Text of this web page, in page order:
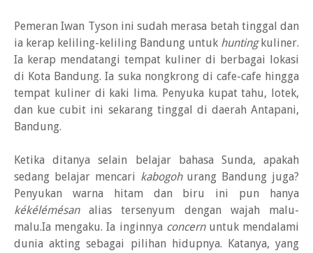
Pemeran Iwan Tyson ini sudah merasa betah tinggal dan
ia kerap keliling-keliling Bandung untuk huntingkuliner.
Ia kerap mendatangi tempat kuliner di berbagai lokasi
di Kota Bandung. Ia suka nongkrong di cafe-cafe hingga
tempat kuliner di kaki lima. Penyuka kupat tahu, lotek,
dan kue cubit ini sekarang tinggal di daerah Antapani,
Bandung.
Ketika ditanya selain belajar bahasa Sunda, apakah
sedang belajar mencari kabogoh urang Bandung juga?
Penyukan warna hitam dan biru ini pun hanya
kékélémésanalias
tersenyum dengan wajah malu-
malu.Ia mengaku. Ia inginnya concern untuk mendalami
dunia akting sebagai pilihan hidupnya. Katanya, yang